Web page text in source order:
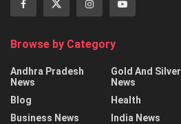
Browse by Category
Andhra Pradesh
News
Blog
Business News
Gold And Silver
News
Health
India News